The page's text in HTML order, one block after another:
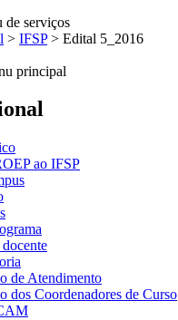
de serviços
> IFSP > Edital 5_2016
principal
ao IFSP
de Atendimento
dos Coordenadores de Curso